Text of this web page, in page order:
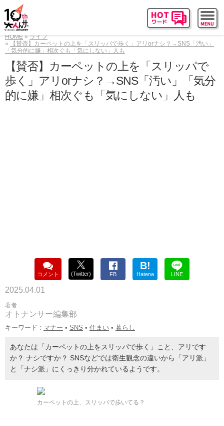
HOME
ライフ
【賛否】カーペットの上を「スリッパで歩く」アリorナシ？→SNS「汚い」
「気分的に嫌」相次ぐも「気にしない」人も
【賛否】カーペットの上を「スリッパで
歩く」アリorナシ？→SNS「汚い」「気分
的に嫌」相次ぐも「気にしない」人も
コメント (Twitter) FB
B!
Hatena LINE
2025.04.01
著者 :
オトナンサー編集部
キーワード : マナー • SNS • 住まい • 暮らし
あなたは「カーペットの上をスリッパで歩く」こと、アリです
か？ ナシですか？ SNSなどでは衛生観念の違いから「アリ派」
と「ナシ派」にくっきり分かれているようです。
カーペットの上、スリッパで歩いてる？